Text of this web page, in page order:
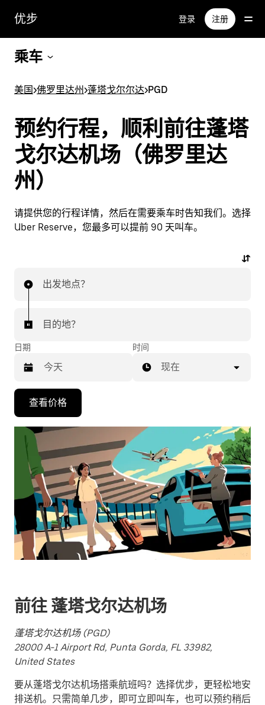
优步 登录 注册
乘车
美国>佛罗里达州>蓬塔戈尔尔达>PGD
预约行程，顺利前往蓬塔
戈尔达机场（佛罗里达
州）
请提供您的行程详情，然后在需要乘车时告知我们。选择
Uber Reserve，您最多可以提前 90 天叫车。
出发地点？
目的地？
日期
向
下
浏
览
日
历
并
日
期。
按
可
关
时间
现在
查看价格
前往 蓬塔戈尔达机场
蓬塔戈尔达机场 (PGD)
28000 A-1 Airport Rd, Punta Gorda, FL 33982,
United States
要从蓬塔戈尔达机场搭乘航班吗？选择优步，更轻松地安
排送机。只需简单几步，即可立即叫车，也可以预约稍后